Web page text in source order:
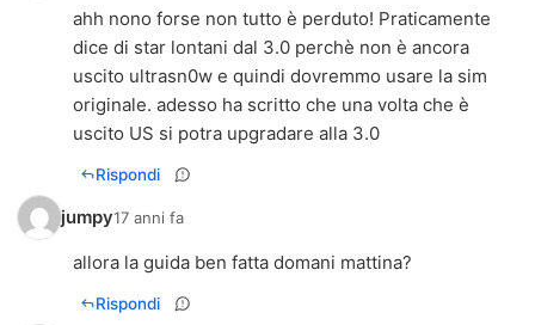
ahh nono forse non tutto è perduto! Praticamente
dice di star lontani dal 3.0 perchè non è ancora
uscito ultrasn0w e quindi dovremmo usare la sim
originale. adesso ha scritto che una volta che è
uscito US si potra upgradare alla 3.0
Rispondi
jumpy17 anni fa
allora la guida ben fatta domani mattina?
Rispondi